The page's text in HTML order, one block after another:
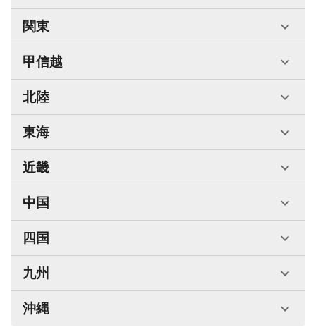
関東
甲信越
北陸
東海
近畿
中国
四国
九州
沖縄